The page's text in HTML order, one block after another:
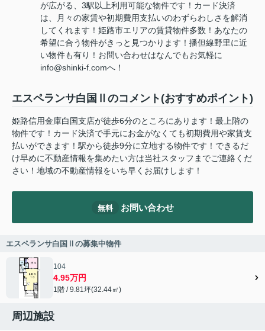
が広がる、3駅以上利用可能な物件です！カード決済
は、月々の家賃や初期費用支払いのわずらわしさを解消
してくれます！姫路市エリアの賃貸物件多数！あなたの
希望に合う物件がきっと見つかります！播但線野里に近
い物件も有り！お問い合わせはなんでもお気軽に
info@shinki-f.comへ！
エスペランサ白国Ⅱのコメント(おすすめポイント)
姫路信用金庫白国支店が徒歩6分のところにあります！最上階の
物件です！カード決済で手元にお金がなくても初期費用や家賃支
払いができます！駅から徒歩9分に立地する物件です！できるだ
け早めに不動産情報を集めたい方は当社スタッフまでご連絡くだ
さい！地域の不動産情報をいち早くお届けします！
無料 お問い合わせ
エスペランサ白国Ⅱの募集中物件
104
4.95万円
1階 / 9.81坪(32.44㎡)
周辺施設